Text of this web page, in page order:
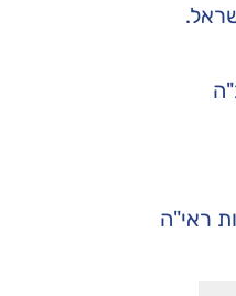
ראי"ה